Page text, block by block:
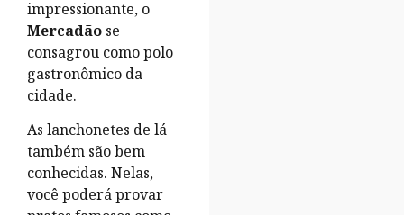
impressionante, o
Mercadão se
consagrou como polo
gastronômico da
cidade.
As lanchonetes de lá
também são bem
conhecidas. Nelas,
você poderá provar